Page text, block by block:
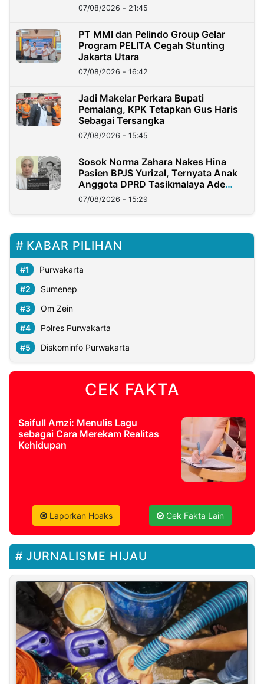
07/08/2026 - 21:45
PT MMI dan Pelindo Group Gelar
Program PELITA Cegah Stunting
Jakarta Utara
07/08/2026 - 16:42
Jadi Makelar Perkara Bupati
Pemalang, KPK Tetapkan Gus Haris
Sebagai Tersangka
07/08/2026 - 15:45
Sosok Norma Zahara Nakes Hina
Pasien BPJS Yurizal, Ternyata Anak
Anggota DPRD Tasikmalaya Ade
Lukman
07/08/2026 - 15:29
KABAR PILIHAN
Purwakarta
Sumenep
Om Zein
Polres Purwakarta
Diskominfo Purwakarta
CEK FAKTA
Saifull Amzi: Menulis Lagu
sebagai Cara Merekam Realitas
Kehidupan
Laporkan Hoaks Cek Fakta Lain
JURNALISME HIJAU